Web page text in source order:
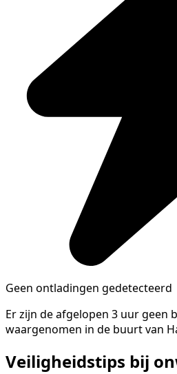
Geen ontladingen gedetecteerd
Er zijn de afgelopen 3 uur geen
waargenomen in de buurt van
Veiligheidstips bij